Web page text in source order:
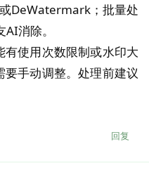
DeWatermark；批量处
消除。
有使用次数限制或水印大
手动调整。处理前建议
回复